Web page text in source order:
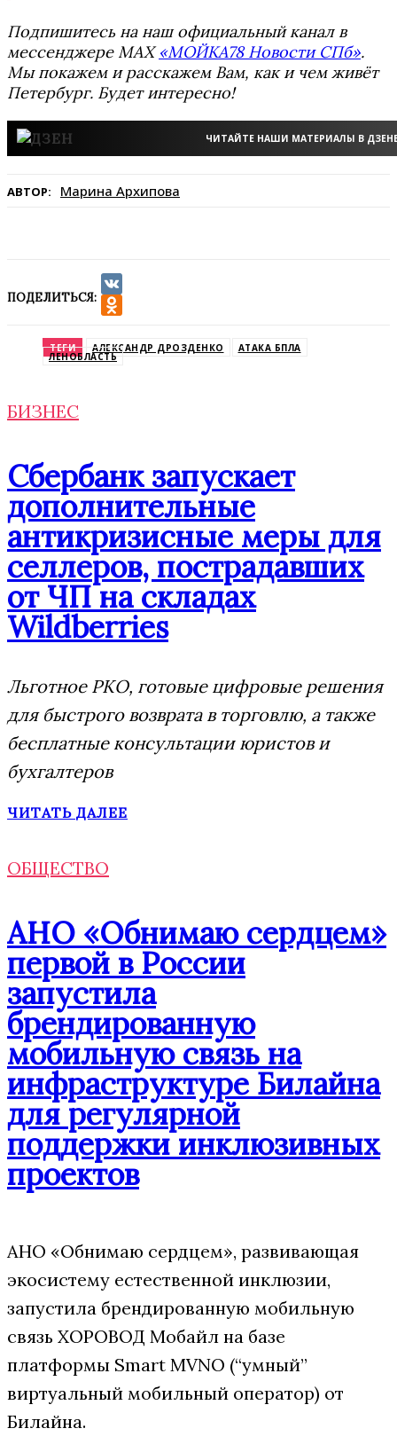
Подпишитесь на наш официальный канал в
мессенджере MAX«МОЙКА78 Новости СПб».
Мы покажем и расскажем Вам, как и чем живёт
Петербург. Будет интересно!
ЧИТАЙТЕ НАШИ МАТЕРИАЛЫ В
АВТОР: Марина Архипова
ПОДЕЛИТЬСЯ:
VK
ТЕГИ АЛЕКСАНДР ДРОЗДЕНКО АТАКА БПЛА
ЛЕНОБЛАСТЬ
БИЗНЕС
Сбербанк запускает
дополнительные
антикризисные меры для
селлеров, пострадавших
от ЧП на складах
Wildberries
Льготное РКО, готовые цифровые решения
для быстрого возврата в торговлю, а также
бесплатные консультации юристов и
бухгалтеров
ЧИТАТЬ ДАЛЕЕ
ОБЩЕСТВО
АНО «Обнимаю сердцем»
первой в России
запустила
брендированную
мобильную связь на
инфраструктуре Билайна
для регулярной
поддержки инклюзивных
проектов
АНО «Обнимаю сердцем», развивающая
экосистему естественной инклюзии,
запустила брендированную мобильную
связь ХОРОВОД Мобайл на базе
платформы Smart MVNO (“умный”
виртуальный мобильный оператор) от
Билайна.